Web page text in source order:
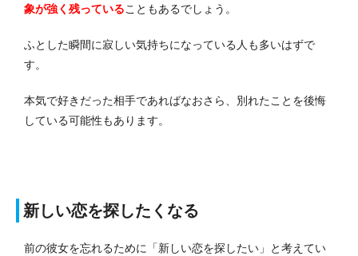
象が強く残っていることもあるでしょう。
ふとした瞬間に寂しい気持ちになっている人も多いはずで
す。
本気で好きだった相手であればなおさら、別れたことを後悔
している可能性もあります。
新しい恋を探したくなる
前の彼女を忘れるために「新しい恋を探したい」と考えてい